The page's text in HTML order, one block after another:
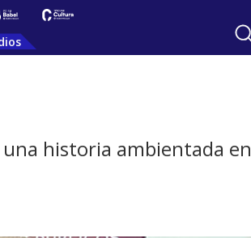
historia ambientada en